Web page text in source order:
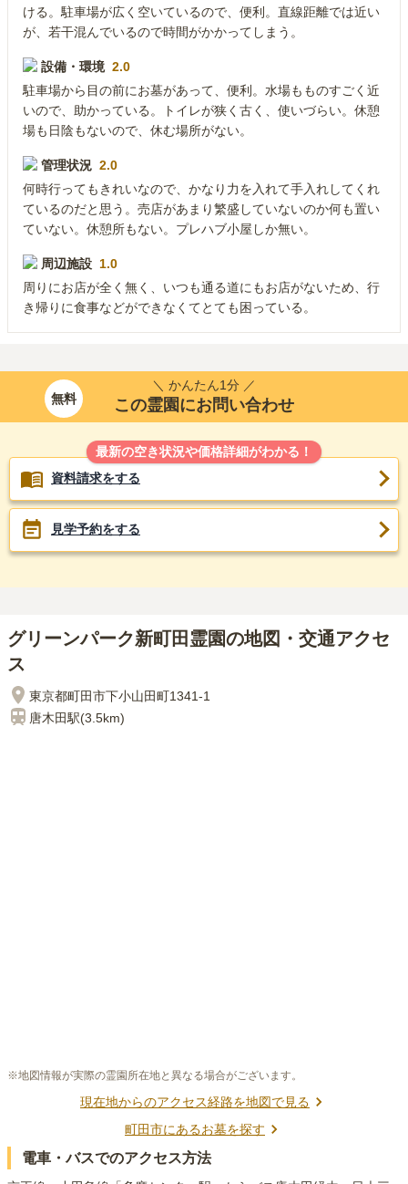
ける。駐車場が広く空いているので、便利。直線距離では近い
が、若干混んでいるので時間がかかってしまう。
設備・環境 2.0
駐車場から目の前にお墓があって、便利。水場もものすごく近
いので、助かっている。トイレが狭く古く、使いづらい。休憩
場も日陰もないので、休む場所がない。
管理状況 2.0
何時行ってもきれいなので、かなり力を入れて手入れしてくれ
ているのだと思う。売店があまり繁盛していないのか何も置い
ていない。休憩所もない。プレハブ小屋しか無い。
周辺施設 1.0
周りにお店が全く無く、いつも通る道にもお店がないため、行
き帰りに食事などができなくてとても困っている。
無料
＼ かんたん1分 ／
この霊園にお問い合わせ
最新の空き状況や価格詳細がわかる！
資料請求をする
見学予約をする
グリーンパーク新町田霊園の地図・交通アクセ
ス
東京都町田市下小山田町1341-1
唐木田駅(3.5km)
※地図情報が実際の霊園所在地と異なる場合がございます。
現在地からのアクセス経路を地図で見る
町田市にあるお墓を探す
電車・バスでのアクセス方法